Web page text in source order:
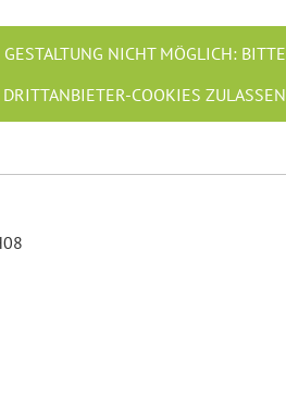
Absenderaufkleber
Hochzeit Ringkissen / -
Boxen
GESTALTUNG NICHT MÖGLICH: BITTE
DRITTANBIETER-COOKIES ZULASSEN